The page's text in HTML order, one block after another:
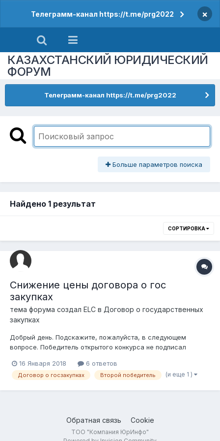
Телеграмм-канал https://t.me/prg2022 ×
КАЗАХСТАНСКИЙ ЮРИДИЧЕСКИЙ
ФОРУМ
Телеграмм-канал https://t.me/prg2022
Больше параметров поиска
Найдено 1 результат
СОРТИРОВКА
Снижение цены договора о гос
закупках
тема форума создал ELC в Договор о государственных
закупках
Добрый день. Подскажите, пожалуйста, в следующем
вопросе. Победитель открытого конкурса не подписал
второму победителю, при этом цену оставил первого
победителя, т.е. намного ниже чем предлагал второй
16 Января 2018 6 ответов
Договор о госзакупках Второй победитель (и еще 1 )
Обратная связь Cookie
ТОО "Компания ЮрИнфо"